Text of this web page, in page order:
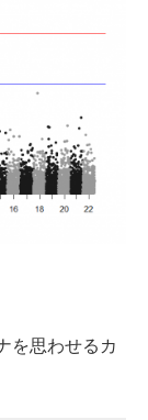
を思わせるカ